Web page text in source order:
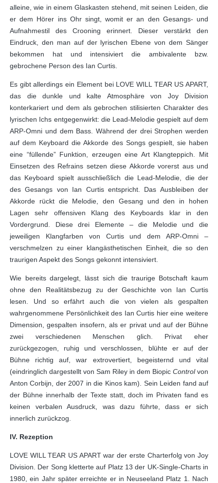
alleine, wie in einem Glaskasten stehend, mit seinen Leiden, die
er dem Hörer ins Ohr singt, womit er an den Gesangs- und
Aufnahmestil des Crooning erinnert. Dieser verstärkt den
Eindruck, den man auf der lyrischen Ebene von dem Sänger
bekommen hat und intensiviert die ambivalente bzw.
gebrochene Person des Ian Curtis.
Es gibt allerdings ein Element bei LOVE WILL TEAR US APART,
das die dunkle und kalte Atmosphäre von Joy Division
konterkariert und dem als gebrochen stilisierten Charakter des
lyrischen Ichs entgegenwirkt: die Lead-Melodie gespielt auf dem
ARP-Omni und dem Bass. Während der drei Strophen werden
auf dem Keyboard die Akkorde des Songs gespielt, sie haben
eine “füllende” Funktion, erzeugen eine Art Klangteppich. Mit
Einsetzen des Refrains setzen diese Akkorde vorerst aus und
das Keyboard spielt ausschließlich die Lead-Melodie, die der
des Gesangs von Ian Curtis entspricht. Das Ausbleiben der
Akkorde rückt die Melodie, den Gesang und den in hohen
Lagen sehr offensiven Klang des Keyboards klar in den
Vordergrund. Diese drei Elemente – die Melodie und die
jeweiligen Klangfarben von Curtis und dem ARP-Omni –
verschmelzen zu einer klangästhetischen Einheit, die so den
traurigen Aspekt des Songs gekonnt intensiviert.
Wie bereits dargelegt, lässt sich die traurige Botschaft kaum
ohne den Realitätsbezug zu der Geschichte von Ian Curtis
lesen. Und so erfährt auch die von vielen als gespalten
wahrgenommene Persönlichkeit des Ian Curtis hier eine weitere
Dimension, gespalten insofern, als er privat und auf der Bühne
zwei verschiedenen Menschen glich. Privat eher
zurückgezogen, ruhig und verschlossen, blühte er auf der
Bühne richtig auf, war extrovertiert, begeisternd und vital
(eindringlich dargestellt von Sam Riley in dem Biopic Controlvon
Anton Corbijn, der 2007 in die Kinos kam). Sein Leiden fand auf
der Bühne innerhalb der Texte statt, doch im Privaten fand es
keinen verbalen Ausdruck, was dazu führte, dass er sich
innerlich zurückzog.
IV. Rezeption
LOVE WILL TEAR US APART war der erste Charterfolg von Joy
Division. Der Song kletterte auf Platz 13 der UK-Single-Charts in
1980, ein Jahr später erreichte er in Neuseeland Platz 1. Nach